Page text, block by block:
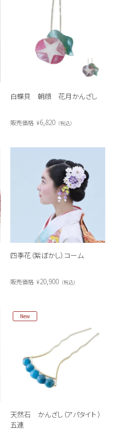
白蝶貝 朝顔 花月かんざし
販売価格 ¥6,820 税込
四季花（紫ぼかし）コーム
販売価格 ¥20,900 税込
天然石 かんざし（アパタイト ）
五連
New